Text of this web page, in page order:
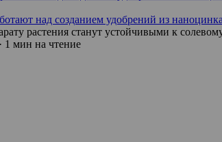
над созданием удобрений из наноцинка
растения станут устойчивыми к
1 мин на чтение